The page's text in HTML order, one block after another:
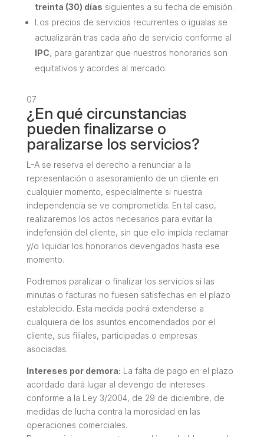
treinta (30) días siguientes a su fecha de emisión.
Los precios de servicios recurrentes o igualas se
actualizarán tras cada año de servicio conforme al
IPC, para garantizar que nuestros honorarios son
equitativos y acordes al mercado.
07
¿En qué circunstancias
pueden finalizarse o
paralizarse los servicios?
L-A se reserva el derecho a renunciar a la
representación o asesoramiento de un cliente en
cualquier momento, especialmente si nuestra
independencia se ve comprometida. En tal caso,
realizaremos los actos necesarios para evitar la
indefensión del cliente, sin que ello impida reclamar
y/o liquidar los honorarios devengados hasta ese
momento.
Podremos paralizar o finalizar los servicios si las
minutas o facturas no fuesen satisfechas en el plazo
establecido. Esta medida podrá extenderse a
cualquiera de los asuntos encomendados por el
cliente, sus filiales, participadas o empresas
asociadas.
Intereses por demora: La falta de pago en el plazo
acordado dará lugar al devengo de intereses
conforme a la Ley 3/2004, de 29 de diciembre, de
medidas de lucha contra la morosidad en las
operaciones comerciales.